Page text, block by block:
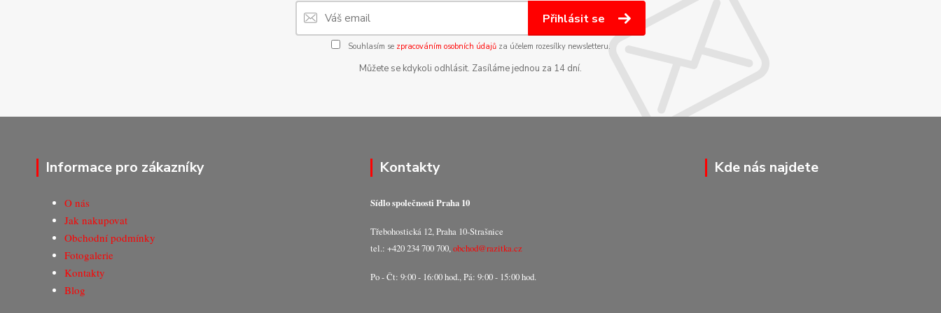
Přihlásit se
Souhlasím se zpracováním osobních údajůza účelem rozesílky newsletteru.
Můžete se kdykoli odhlásit. Zasíláme jednou za 14 dní.
Informace pro zákazníky
O nás
Jak nakupovat
Obchodní podmínky
Fotogalerie
Kontakty
Blog
Kontakty
Sídlo společnosti Praha 10
Třebohostická 12, Praha 10-Strašnice
tel.: +420 234 700 700,obchod@razitka.cz
Po - Čt: 9:00 - 16:00 hod., Pá: 9:00 - 15:00 hod.
Kde nás najdete